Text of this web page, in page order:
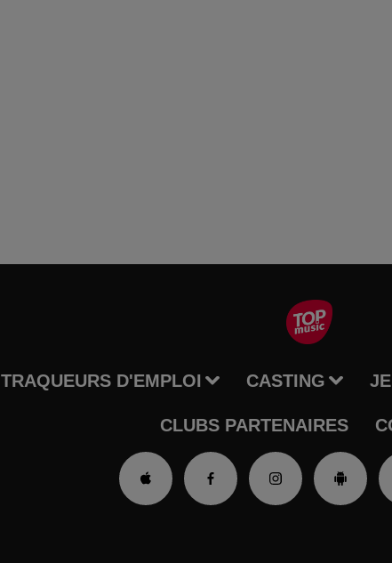
TRAQUEURS D'EMPLOI CASTING
CLUBS PARTENAIRES